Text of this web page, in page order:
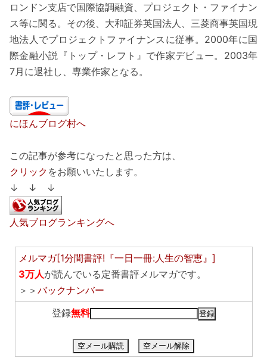
ロンドン支店で国際協調融資、プロジェクト・ファイナン
ス等に関る。その後、大和証券英国法人、三菱商事英国現
地法人でプロジェクトファイナンスに従事。2000年に国
際金融小説『トップ・レフト』で作家デビュー。2003年
7月に退社し、専業作家となる。
にほんブログ村へ
この記事が参考になったと思った方は、
クリック をお願いいたします。
↓ ↓ ↓
人気ブログランキングへ
メルマガ[1分間書評!『一日一冊:人生の智恵』]
3万人が読んでいる定番書評メルマガです。
＞＞ バックナンバー
登録無料
空メール購読 空メール解除